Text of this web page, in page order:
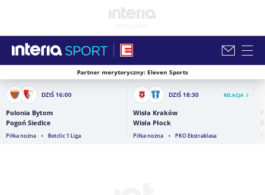
Zamknij i przejdź na stronę główną INTERIA
Partner merytoryczny: Eleven Sports
DZIŚ 16:00
Polonia Bytom
Pogoń Siedlce
Piłka nożna Betclic 1 Liga
DZIŚ 18:30 RELACJA
Wisła Kraków
Wisła Płock
Piłka nożna PKO Ekstraklasa